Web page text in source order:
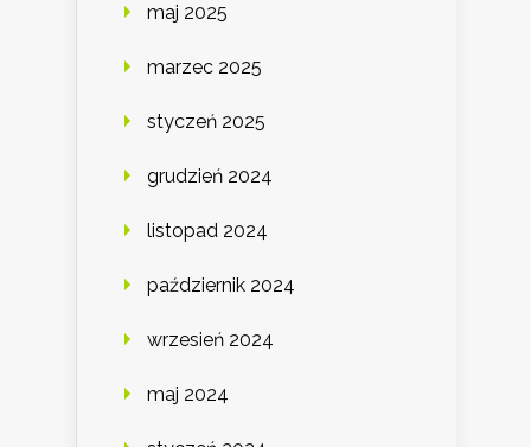
maj 2025
marzec 2025
styczeń 2025
grudzień 2024
listopad 2024
październik 2024
wrzesień 2024
maj 2024